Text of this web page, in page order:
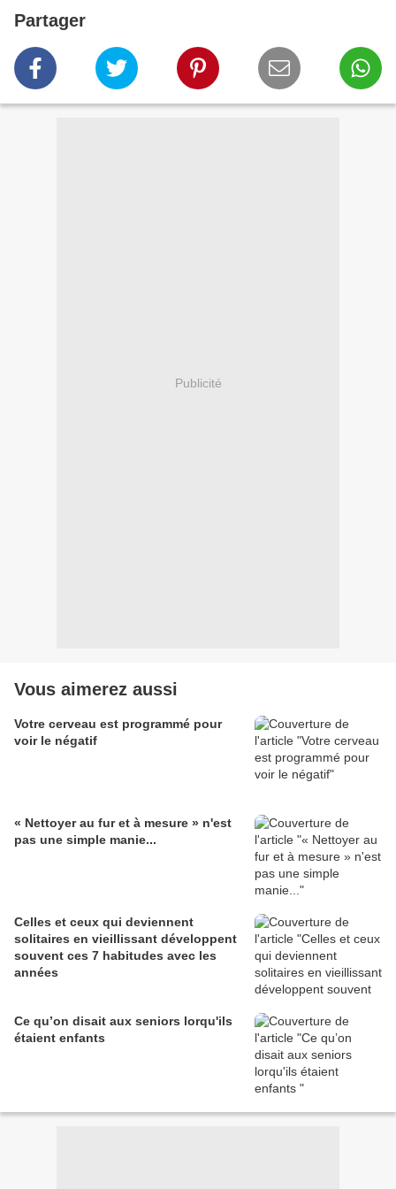
Partager
Publicité
Vous aimerez aussi
Votre cerveau est programmé pour
voir le négatif
« Nettoyer au fur et à mesure » n'est
pas une simple manie...
Celles et ceux qui deviennent
solitaires en vieillissant développent
souvent ces 7 habitudes avec les
années
Ce qu’on disait aux seniors lorqu'ils
étaient enfants